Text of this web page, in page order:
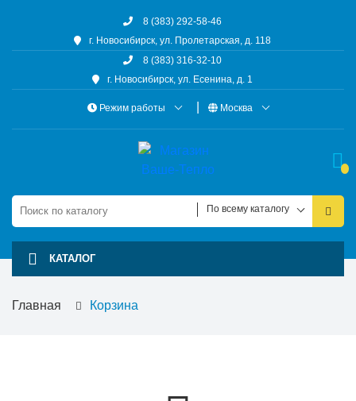
8 (383) 292-58-46
г. Новосибирск, ул. Пролетарская, д. 118
8 (383) 316-32-10
г. Новосибирск, ул. Есенина, д. 1
Режим работы Москва
По всему каталогу
КАТАЛОГ
Главная Корзина